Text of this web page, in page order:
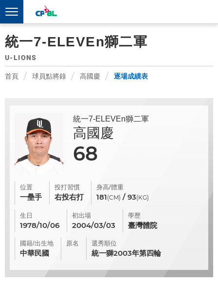
統一7-ELEVEn獅二軍
U-LIONS
首頁 球員點將錄 高國慶 逐場成績表
統一7-ELEVEn獅二軍
高國慶
68
位置
一壘手
投打習慣
右投右打
身高/體重
181(CM) / 93(KG)
生日
1978/10/06
初出場
2004/03/03
學歷
臺灣體院
國籍/出生地
中華民國
原名 選秀順位
統一獅2003年第四輪